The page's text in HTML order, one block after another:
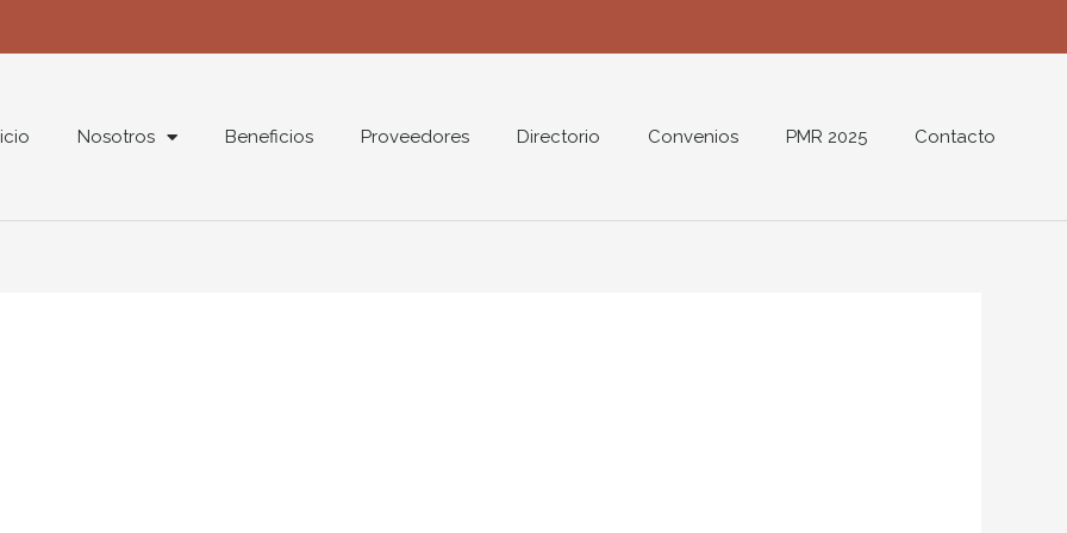
Nosotros Beneficios Proveedores Directorio Convenios PMR 2025 Contacto